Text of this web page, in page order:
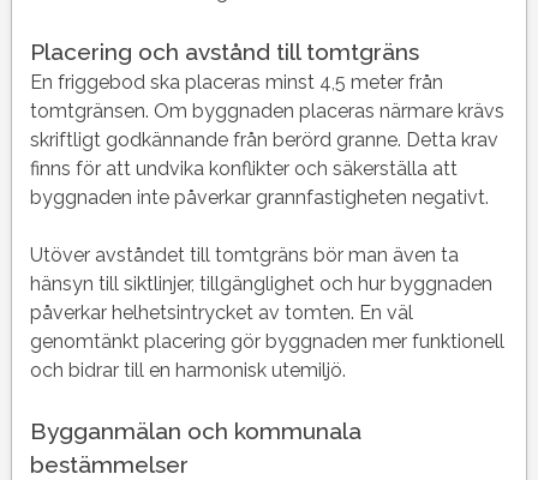
Placering och avstånd till tomtgräns
En friggebod ska placeras minst 4,5 meter från
tomtgränsen. Om byggnaden placeras närmare krävs
skriftligt godkännande från berörd granne. Detta krav
finns för att undvika konflikter och säkerställa att
byggnaden inte påverkar grannfastigheten negativt.
Utöver avståndet till tomtgräns bör man även ta
hänsyn till siktlinjer, tillgänglighet och hur byggnaden
påverkar helhetsintrycket av tomten. En väl
genomtänkt placering gör byggnaden mer funktionell
och bidrar till en harmonisk utemiljö.
Bygganmälan och kommunala
bestämmelser